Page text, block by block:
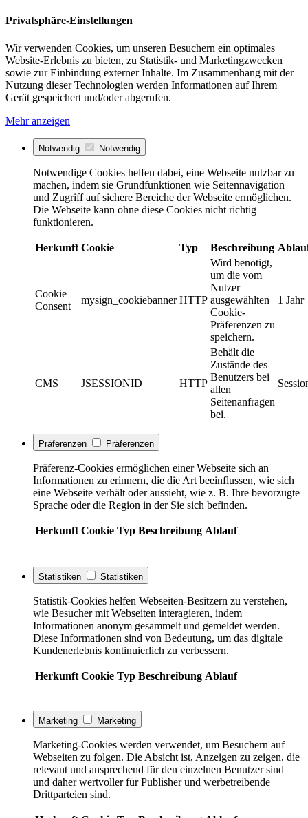
Privatsphäre-Einstellungen
Wir verwenden Cookies, um unseren Besuchern ein optimales
Website-Erlebnis zu bieten, zu Statistik- und Marketingzwecken
sowie zur Einbindung externer Inhalte. Im Zusammenhang mit der
Nutzung dieser Technologien werden Informationen auf Ihrem
Gerät gespeichert und/oder abgerufen.
Mehr anzeigen
Notwendig Notwendig
Notwendige Cookies helfen dabei, eine Webseite nutzbar zu
machen, indem sie Grundfunktionen wie Seitennavigation
und Zugriff auf sichere Bereiche der Webseite ermöglichen.
Die Webseite kann ohne diese Cookies nicht richtig
funktionieren.
Herkunft Cookie Typ Beschreibung
Cookie
Consent
mysign_cookiebanner HTTP
Wird benötigt,
um die vom
Nutzer
ausgewählten
Cookie-
Präferenzen zu
speichern.
1 Jahr
CMS JSESSIONID HTTP
Behält die
Zustände des
Benutzers bei
allen
Seitenanfragen
bei.
Präferenzen Präferenzen
Präferenz-Cookies ermöglichen einer Webseite sich an
Informationen zu erinnern, die die Art beeinflussen, wie sich
eine Webseite verhält oder aussieht, wie z. B. Ihre bevorzugte
Sprache oder die Region in der Sie sich befinden.
Herkunft Cookie Typ Beschreibung Ablauf
Statistiken Statistiken
Statistik-Cookies helfen Webseiten-Besitzern zu verstehen,
wie Besucher mit Webseiten interagieren, indem
Informationen anonym gesammelt und gemeldet werden.
Diese Informationen sind von Bedeutung, um das digitale
Kundenerlebnis kontinuierlich zu verbessern.
Herkunft Cookie Typ Beschreibung Ablauf
Marketing Marketing
Marketing-Cookies werden verwendet, um Besuchern auf
Webseiten zu folgen. Die Absicht ist, Anzeigen zu zeigen, die
relevant und ansprechend für den einzelnen Benutzer sind
und daher wertvoller für Publisher und werbetreibende
Drittparteien sind.